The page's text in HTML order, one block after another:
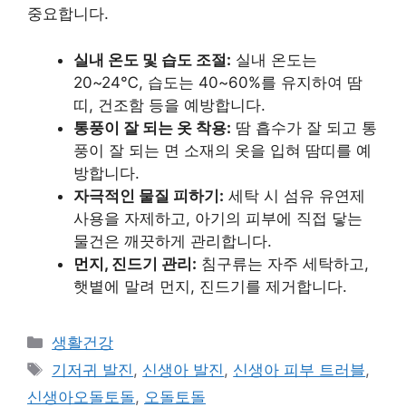
중요합니다.
실내 온도 및 습도 조절: 실내 온도는
20~24℃, 습도는 40~60%를 유지하여 땀
띠, 건조함 등을 예방합니다.
통풍이 잘 되는 옷 착용: 땀 흡수가 잘 되고 통
풍이 잘 되는 면 소재의 옷을 입혀 땀띠를 예
방합니다.
자극적인 물질 피하기: 세탁 시 섬유 유연제
사용을 자제하고, 아기의 피부에 직접 닿는
물건은 깨끗하게 관리합니다.
먼지, 진드기 관리: 침구류는 자주 세탁하고,
햇볕에 말려 먼지, 진드기를 제거합니다.
Categories
생활건강
Tags
기저귀 발진 , 신생아 발진 , 신생아 피부 트러블,
신생아오돌토돌, 오돌토돌